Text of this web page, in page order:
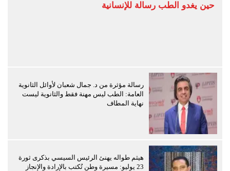
حين يغدو الطب رسالة للإنسانية
رسالة مؤثرة من د. جمال شعبان لأوائل الثانوية
العامة: الطب ليس مهنة فقط والثانوية ليست
نهاية المطاف
هيثم طواله يهنئ الرئيس السيسي بذكرى ثورة
23 يوليو: مسيرة وطن تُكتب بالإرادة والإنجاز